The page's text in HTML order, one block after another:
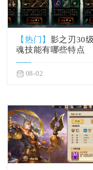
【热门】 影之刃30级
魂技能有哪些特点
08-02